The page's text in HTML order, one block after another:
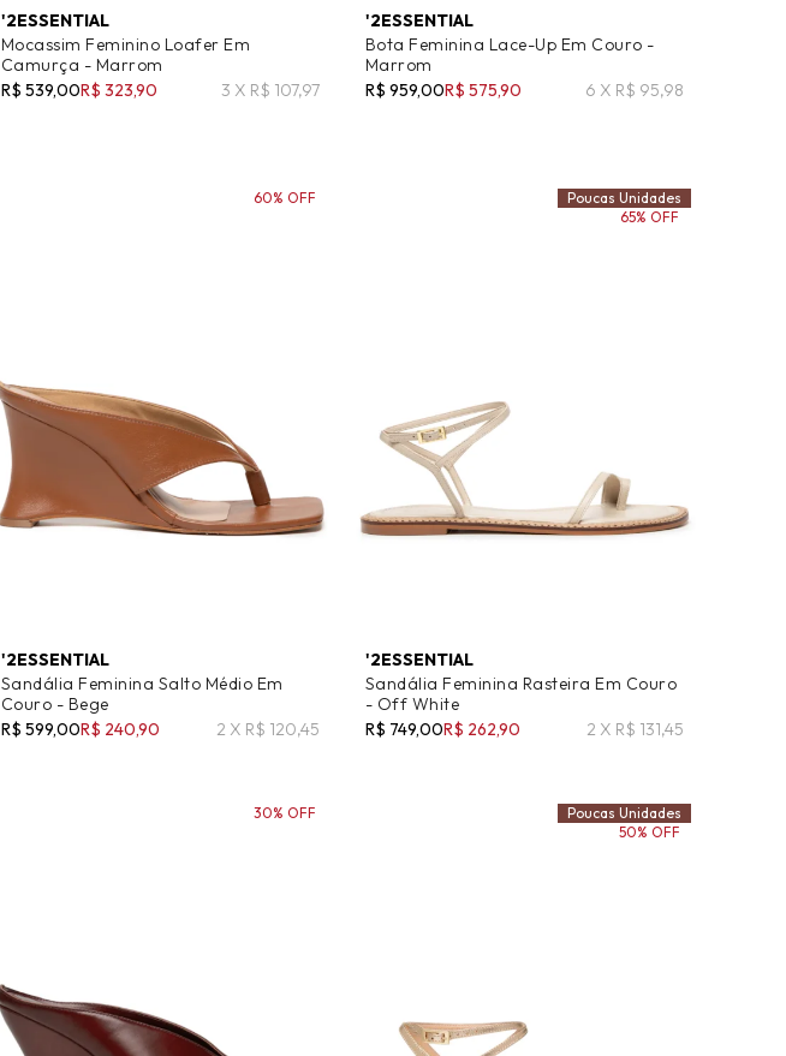
'2ESSENTIAL
Mocassim Feminino Loafer Em
Camurça - Marrom
R$ 539,00R$ 323,90 3 X R$ 107,97
'2ESSENTIAL
Bota Feminina Lace-Up Em Couro -
Marrom
R$ 959,00R$ 575,90 6 X R$ 95,98
'2ESSENTIAL
Sandália Feminina Salto Médio Em
Couro - Bege
R$ 599,00R$ 240,90 2 X R$ 120,45
60% OFF
'2ESSENTIAL
Sandália Feminina Rasteira Em Couro
- Off White
R$ 749,00R$ 262,90 2 X R$ 131,45
Poucas Unidades
65% OFF
30% OFF
Poucas Unidades
50% OFF